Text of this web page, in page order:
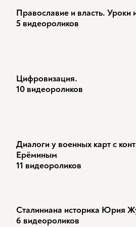
Православие и власть. Уроки
5 видеороликов
Цифровизация.
10 видеороликов
Диалоги у военных карт с
Ерёминым
11 видеороликов
Сталиниана историка Юрия
6 видеороликов